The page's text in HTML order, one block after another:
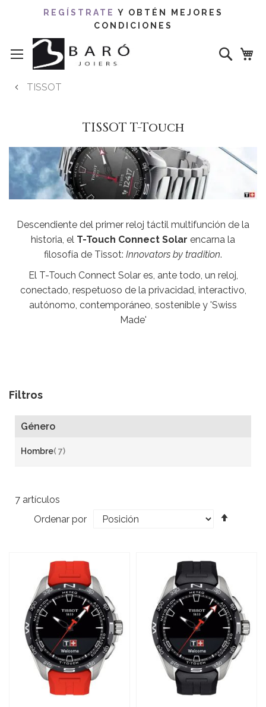
REGÍSTRATE Y OBTÉN MEJORES
CONDICIONES
al
contenido
Buscar
TISSOT
TISSOT T-Touch
Descendiente del primer reloj táctil multifunción de la
historia, el T-Touch Connect Solar encarna la
filosofía de Tissot: Innovators by tradition.
El T-Touch Connect Solar es, ante todo, un reloj,
conectado, respetuoso de la privacidad, interactivo,
autónomo, contemporáneo, sostenible y 'Swiss
Made'
7 artículos
Ordenar por
Filtros
Género
Hombre 7a
u